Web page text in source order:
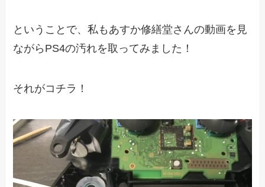
ということで、私もあすか修繕堂さんの動画を見
ながらPS4の汚れを取ってみました！
それがコチラ！